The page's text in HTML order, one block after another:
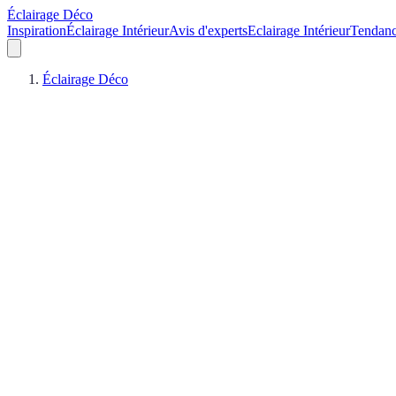
Éclairage Déco
InspirationÉclairage IntérieurAvis d'expertsEclairage Intérieur
Éclairage Déco